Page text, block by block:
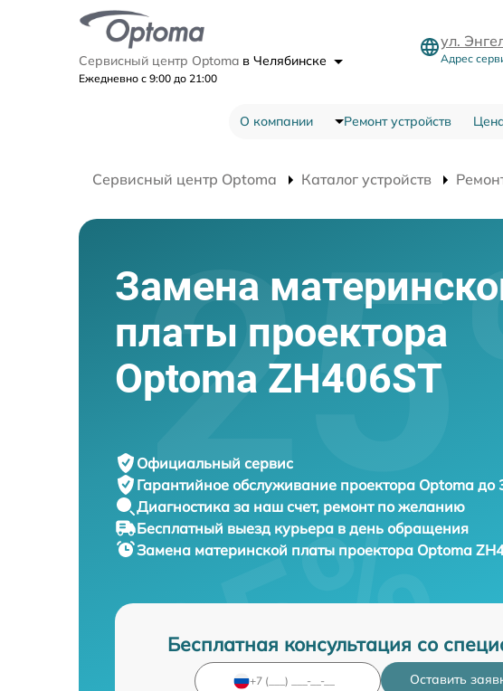
Сервисный центр Optoma в Челябинске
Ежедневно с 9:00 до 21:00
ул.
Адрес
О компании Ремонт устройств
Сервисный центр Optoma Каталог устройств
Замена
платы проектора
Optoma ZH406ST
Официальный сервис
Гарантийное обслуживание проектора Optoma до
Диагностика за наш счет, ремонт по желанию
Бесплатный выезд курьера в день обращения
Замена материнской платы проектора Optoma
Бесплатная консультация со
Оставить